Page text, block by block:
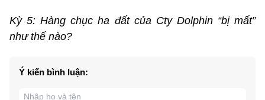
Kỳ 5: Hàng chục ha đất của Cty Dolphin “bị mất”
như thế nào?
Ý kiến bình luận: